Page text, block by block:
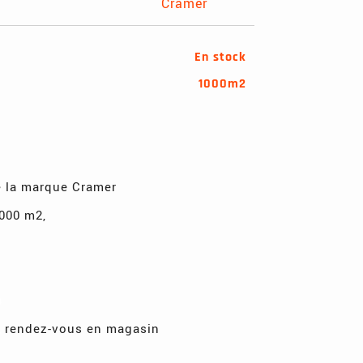
En stock
1000m2
marque Cramer
m2,
vous en magasin